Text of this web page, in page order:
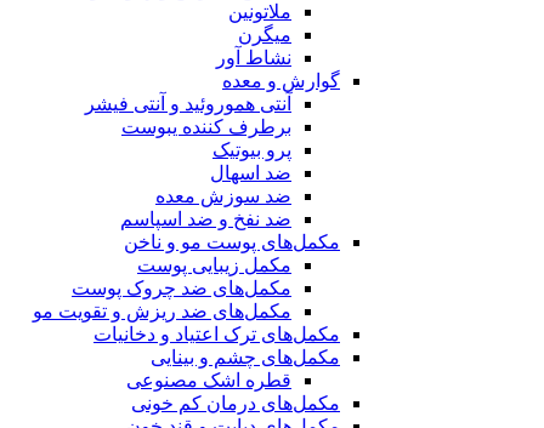
ملاتونین
میگرن
نشاط آور
گوارش و معده
آنتی هموروئید و آنتی فیشر
برطرف کننده یبوست
پرو بیوتیک
ضد اسهال
ضد سوزش معده
ضد نفخ و ضد اسپاسم
مکمل‌های پوست مو و ناخن
مکمل زیبایی پوست
مکمل‌های ضد چروک پوست
مکمل‌های ضد ریزش و تقویت مو
مکمل‌های ترک اعتیاد و دخانیات
مکمل‌های چشم و بینایی
قطره اشک مصنوعی
مکمل‌های درمان کم خونی